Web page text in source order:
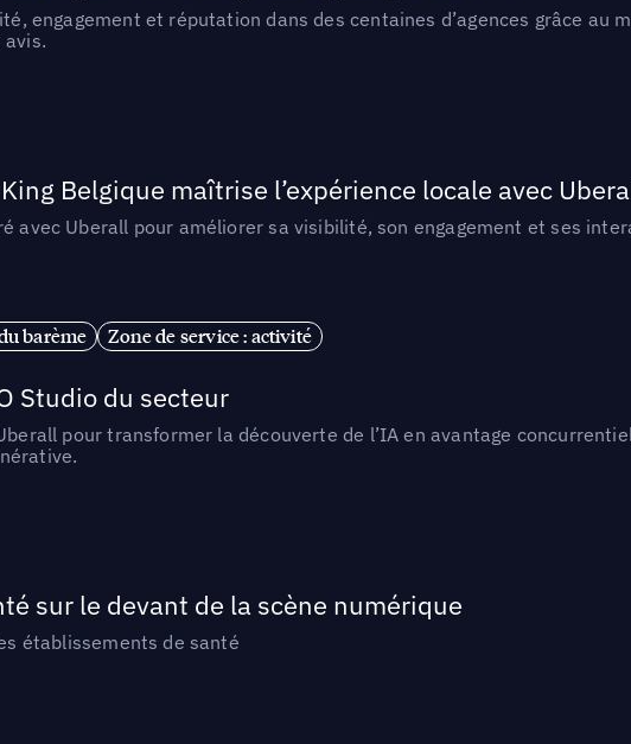
engagement et réputation dans des centaines d’agences grâce au
avis.
Belgique maîtrise l’expérience locale avec
avec Uberall pour améliorer sa visibilité, son engagement et ses
barème Zone de service : activité
Studio du secteur
pour transformer la découverte de l’IA en avantage
sur le devant de la scène numérique
établissements de santé